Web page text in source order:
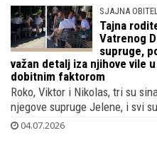
Iako je kapetan Vatrenih
Modric Family Sl preko koje
05.07.2026
SJAJNA
Tajna
Vatrenog
supruge,
važan detalj iza njihove vile u